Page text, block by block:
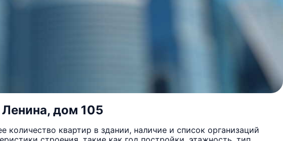
дом 105
квартир в здании, наличие и список организаций